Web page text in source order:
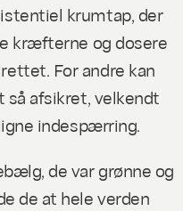
krumtap, der
kræfterne og dosere
For andre kan
så afsikret, velkendt
indespærring.
de var grønne og
de at hele verden